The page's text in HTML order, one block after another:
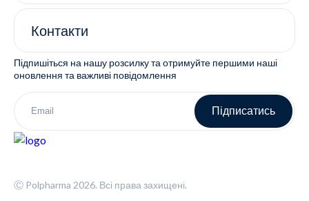
Ⓒ Polpharma 2026. Всі права захищені.
Контакти
Підпишіться на нашу розсилку та отримуйте першими наші
оновлення та важливі повідомлення
Підписатись